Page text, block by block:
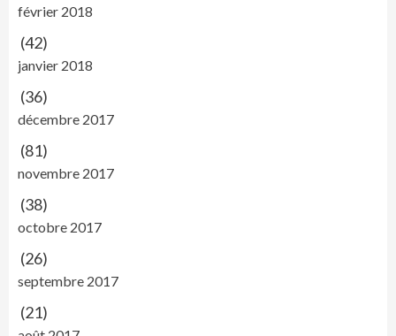
février 2018
(42)
janvier 2018
(36)
décembre 2017
(81)
novembre 2017
(38)
octobre 2017
(26)
septembre 2017
(21)